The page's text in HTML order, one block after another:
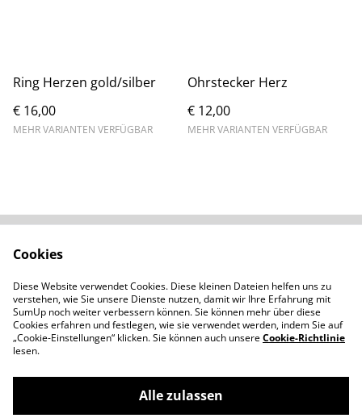
Ring Herzen gold/silber
€ 16,00
MEHR VARIANTEN VERFÜGBAR
Ohrstecker Herz
€ 12,00
MEHR VARIANTEN VERFÜGBAR
Kontaktieren Sie uns
Datenschutzbestimm
ungen von SumUp
Cookie-Richtlinie
Cookies
Diese Website verwendet Cookies. Diese kleinen Dateien helfen uns zu
verstehen, wie Sie unsere Dienste nutzen, damit wir Ihre Erfahrung mit
SumUp noch weiter verbessern können. Sie können mehr über diese
Cookies erfahren und festlegen, wie sie verwendet werden, indem Sie auf
„Cookie-Einstellungen“ klicken. Sie können auch unsereCookie-Richtlinie
lesen.
Alle zulassen